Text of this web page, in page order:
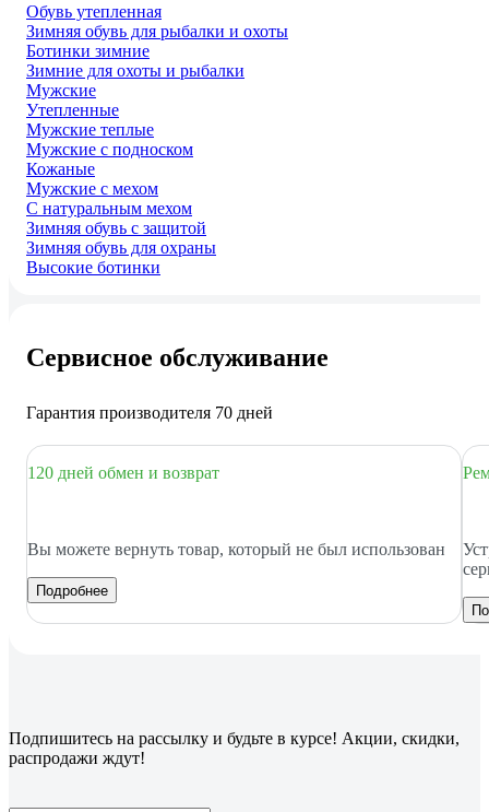
Обувь утепленная
Зимняя обувь для рыбалки и охоты
Ботинки зимние
Зимние для охоты и рыбалки
Мужские
Утепленные
Мужские теплые
Мужские с подноском
Кожаные
Мужские с мехом
С натуральным мехом
Зимняя обувь с защитой
Зимняя обувь для охраны
Высокие ботинки
Сервисное обслуживание
Гарантия производителя 70 дней
120 дней обмен и возврат
Вы можете вернуть товар, который не был использован
Подробнее
Подпишитесь на рассылку и будьте в курсе! Акции, скидки,
распродажи ждут!